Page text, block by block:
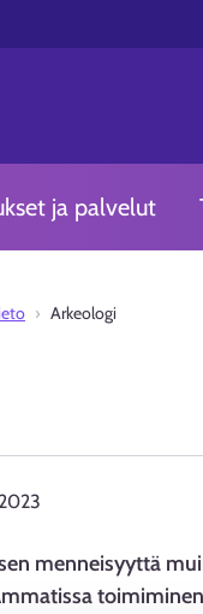
ja palvelut
Arkeologi
menneisyyttä